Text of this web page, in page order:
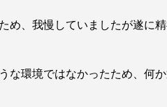
め、我慢していましたが遂に
な環境ではなかったため、何